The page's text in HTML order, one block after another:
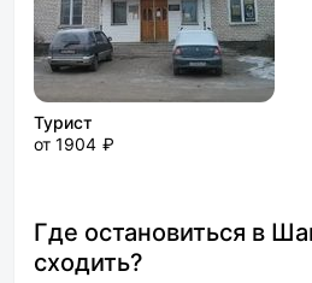
Турист
от 1904 ₽
Где остановиться в
сходить?